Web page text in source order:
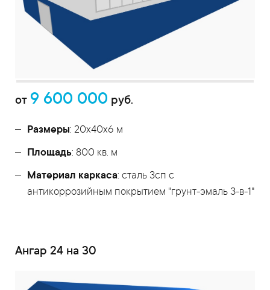
от 9 600 000 руб.
Размеры: 20x40x6 м
Площадь: 800 кв. м
Материал каркаса: сталь 3сп с
антикоррозийным покрытием "грунт-эмаль 3-в-1"
Ангар 24 на 30